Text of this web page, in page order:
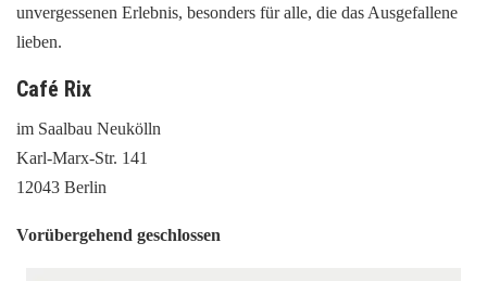
unvergessenen Erlebnis, besonders für alle, die das Ausgefallene
lieben.
Café Rix
im Saalbau Neukölln
Karl-Marx-Str. 141
12043 Berlin
Vorübergehend geschlossen